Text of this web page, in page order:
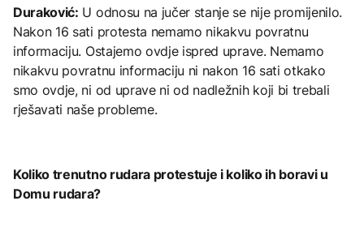
Duraković: U odnosu na jučer stanje se nije promijenilo.
Nakon 16 sati protesta nemamo nikakvu povratnu
informaciju. Ostajemo ovdje ispred uprave. Nemamo
nikakvu povratnu informaciju ni nakon 16 sati otkako
smo ovdje, ni od uprave ni od nadležnih koji bi trebali
rješavati naše probleme.
Koliko trenutno rudara protestuje i koliko ih boravi u
Domu rudara?